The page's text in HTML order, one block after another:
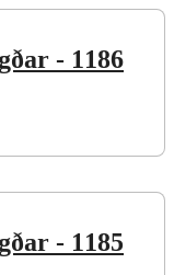
- 1186
- 1185